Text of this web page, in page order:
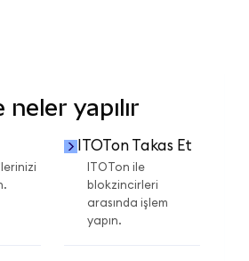
yapılır
ITOTon Takas Et
ITOTon ile
blokzincirleri
arasında işlem
yapın.